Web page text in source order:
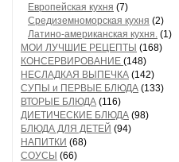
Европейская кухня (7)
Средиземноморская кухня (2)
Латино-американская кухня. (1)
МОИ ЛУЧШИЕ РЕЦЕПТЫ (168)
КОНСЕРВИРОВАНИЕ (148)
НЕСЛАДКАЯ ВЫПЕЧКА (142)
СУПЫ и ПЕРВЫЕ БЛЮДА (133)
ВТОРЫЕ БЛЮДА (116)
ДИЕТИЧЕСКИЕ БЛЮДА (98)
БЛЮДА ДЛЯ ДЕТЕЙ (94)
НАПИТКИ (68)
СОУСЫ (66)